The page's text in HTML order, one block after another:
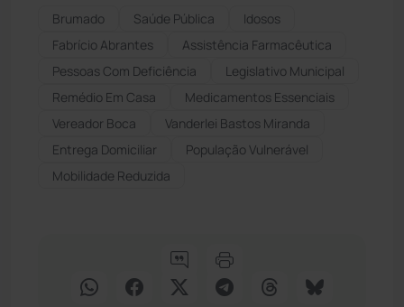
Brumado Saúde Pública
Idosos
Fabrício Abrantes
Assistência Farmacêutica
Pessoas Com Deficiência
Legislativo Municipal
Remédio Em Casa
Medicamentos Essenciais
Vereador Boca
Vanderlei Bastos Miranda
Entrega Domiciliar
População Vulnerável
Mobilidade Reduzida